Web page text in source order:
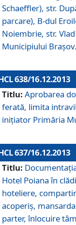
Schaeffler), str.
parcare), B-dul
Noiembrie, str.
Municipiului Braşov.
638/16.12.2013
Titlu: Aprobarea
ferată, limita
iniţiator Primăria
637/16.12.2013
Titlu:
Hotel Poiana în
hoteliere,
acoperiş,
parter, înlocuire